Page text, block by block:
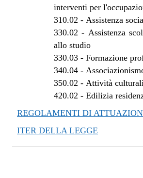
dal 22/05/2014 al 07/08/2014
dal 28/03/2014 al 21/05/2014
dal 07/01/2014 al 27/03/2014
dal 01/08/2013 al 06/01/2014
dal 29/12/2012 al 31/07/2013
dal 28/07/2012 al 28/12/2012
dal 29/03/2012 al 27/07/2012
interventi per
310.02 - Assistenza
330.02 - Assistenza
allo studio
330.03- Formazione
340.04-
350.02 - Attività
420.02 - Edilizia
REGOLAMENTI DI
ITER DELLA LEGGE